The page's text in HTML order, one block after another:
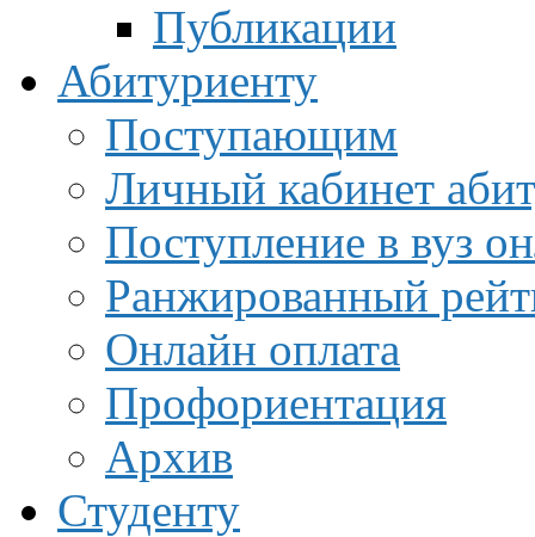
Публикации
Абитуриенту
Поступающим
Личный кабинет
Поступление в вуз
Ранжированный
Онлайн оплата
Профориентация
Архив
Студенту